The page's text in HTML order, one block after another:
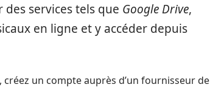
services tels que Google Drive,
en ligne et y accéder depuis
créez un compte auprès d’un fournisseur de